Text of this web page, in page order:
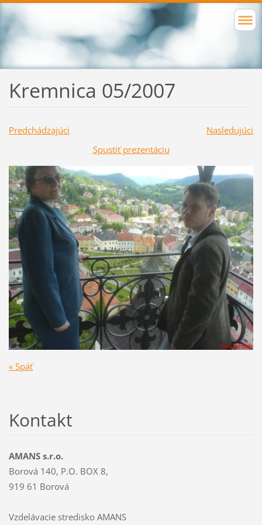
Kremnica 05/2007
Predchádzajúci
Nasledujúci
Spustiť prezentáciu
« Späť
Kontakt
AMANS s.r.o.
Borová 140, P.O. BOX 8,
919 61 Borová
Vzdelávacie stredisko AMANS